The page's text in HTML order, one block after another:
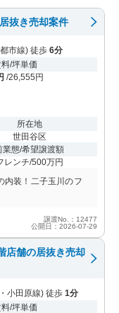
抜き売却案件
市線) 徒歩 6分
/坪単価
/26,555円
所在地
世田谷区
業態/希望譲渡額
レンチ/500万円
内装！二子玉川のフ
譲渡No.：12477
公開日：2026-07-29
店舗の居抜き売却
小田原線) 徒歩 1分
/坪単価